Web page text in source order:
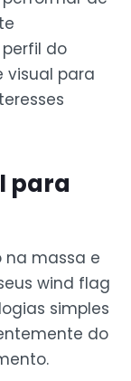
do
visual para
para
na massa e
wind flag
simples
do